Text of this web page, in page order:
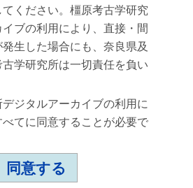
ください。橿原考古学研究
ブの利用により、直接・間
生した場合にも、奈良県及
学研究所は一切責任を負い
ジタルアーカイブの利用に
てに同意することが必要で
同意する